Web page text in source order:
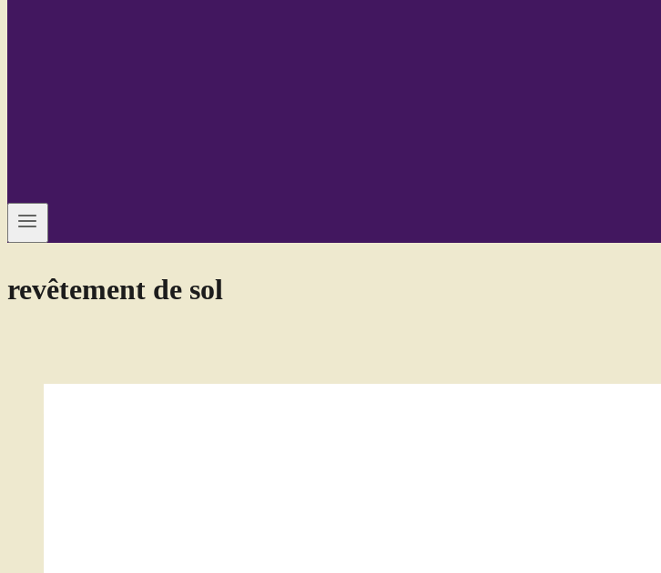
revêtement de sol